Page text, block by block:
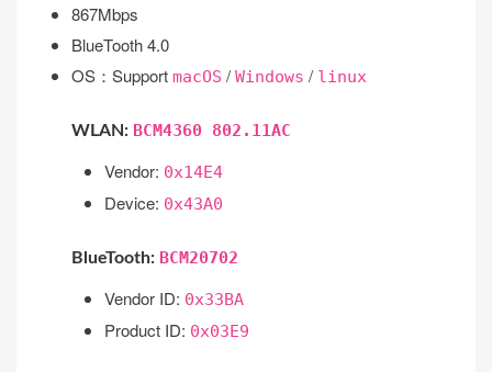
867Mbps
BlueTooth 4.0
OS：Support macOS / Windows / linux
WLAN: BCM4360 802.11AC
Vendor: 0x14E4
Device: 0x43A0
BlueTooth: BCM20702
Vendor ID: 0x33BA
Product ID: 0x03E9